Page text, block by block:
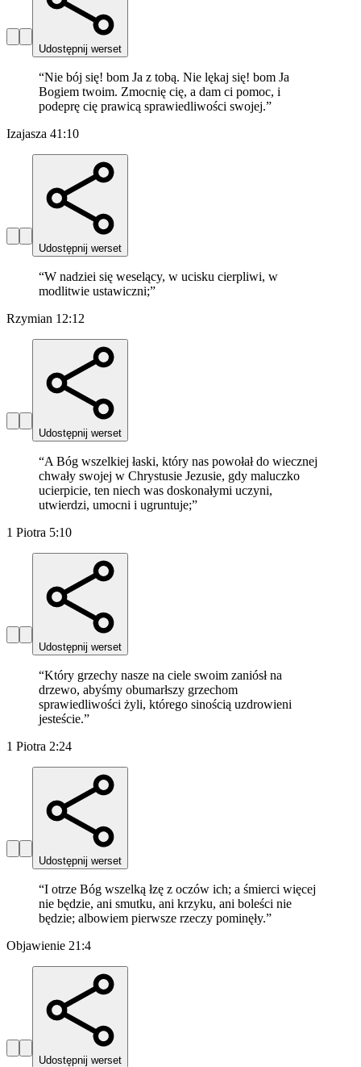
Udostępnij werset
“Nie bój się! bom Ja z tobą. Nie lękaj się! bom Ja
Bogiem twoim. Zmocnię cię, a dam ci pomoc, i
podeprę cię prawicą sprawiedliwości swojej.”
Izajasza 41:10
Udostępnij werset
“W nadziei się weselący, w ucisku cierpliwi, w
modlitwie ustawiczni;”
Rzymian 12:12
Udostępnij werset
“A Bóg wszelkiej łaski, który nas powołał do wiecznej
chwały swojej w Chrystusie Jezusie, gdy maluczko
ucierpicie, ten niech was doskonałymi uczyni,
utwierdzi, umocni i ugruntuje;”
1 Piotra 5:10
Udostępnij werset
“Który grzechy nasze na ciele swoim zaniósł na
drzewo, abyśmy obumarłszy grzechom
sprawiedliwości żyli, którego sinością uzdrowieni
jesteście.”
1 Piotra 2:24
Udostępnij werset
“I otrze Bóg wszelką łzę z oczów ich; a śmierci więcej
nie będzie, ani smutku, ani krzyku, ani boleści nie
będzie; albowiem pierwsze rzeczy pominęły.”
Objawienie 21:4
Udostępnij werset